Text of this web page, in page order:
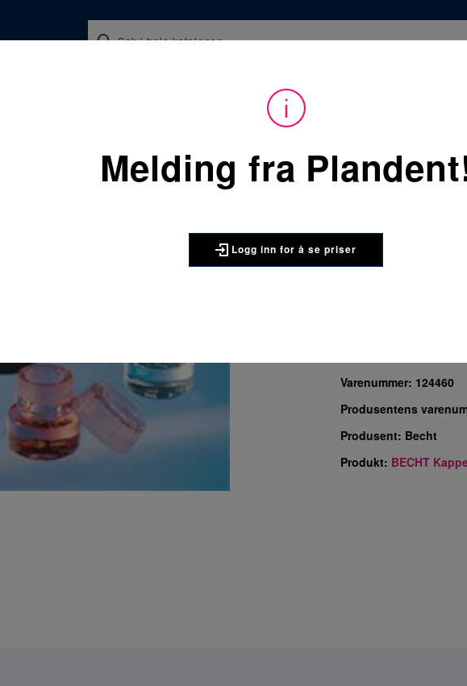
Webinar og film
være innlogget for å kunne se priser på produktene og handle. Ikke kunde hos oss enda?
Du
er
her:
Forbruksvarer /
BECHT
Becht
Varenummer: 124460
Produsentens
Produsent: Becht
Produkt: BECHT
Melding fra
Logg inn for å se priser